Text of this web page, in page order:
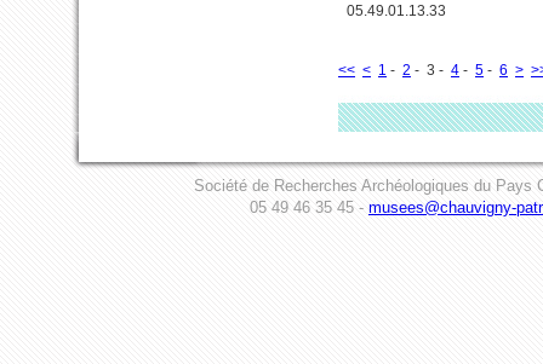
05.49.01.13.33
<< < 1 - 2 - 3 - 4 - 5 - 6 >
Société de Recherches Archéologiques du Pays
05 49 46 35 45 - musees@chauvigny-